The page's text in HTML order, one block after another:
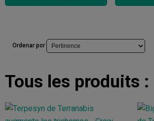
Ordenar por
Tous les produits :